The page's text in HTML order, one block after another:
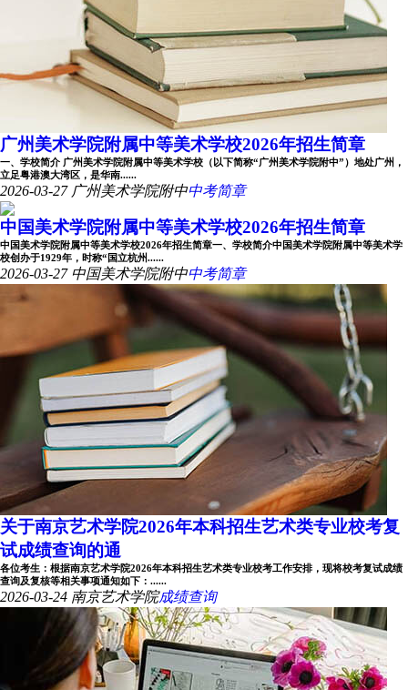
广州美术学院附属中等美术学校2026年招生简章
一、学校简介 广州美术学院附属中等美术学校（以下简称“广州美术学院附中”）地处广州，
立足粤港澳大湾区，是华南......
2026-03-27 广州美术学院附中中考简章
中国美术学院附属中等美术学校2026年招生简章
中国美术学院附属中等美术学校2026年招生简章一、学校简介中国美术学院附属中等美术学
校创办于1929年，时称“国立杭州......
2026-03-27 中国美术学院附中中考简章
关于南京艺术学院2026年本科招生艺术类专业校考复
试成绩查询的通
各位考生：根据南京艺术学院2026年本科招生艺术类专业校考工作安排，现将校考复试成绩
查询及复核等相关事项通知如下：......
2026-03-24 南京艺术学院成绩查询